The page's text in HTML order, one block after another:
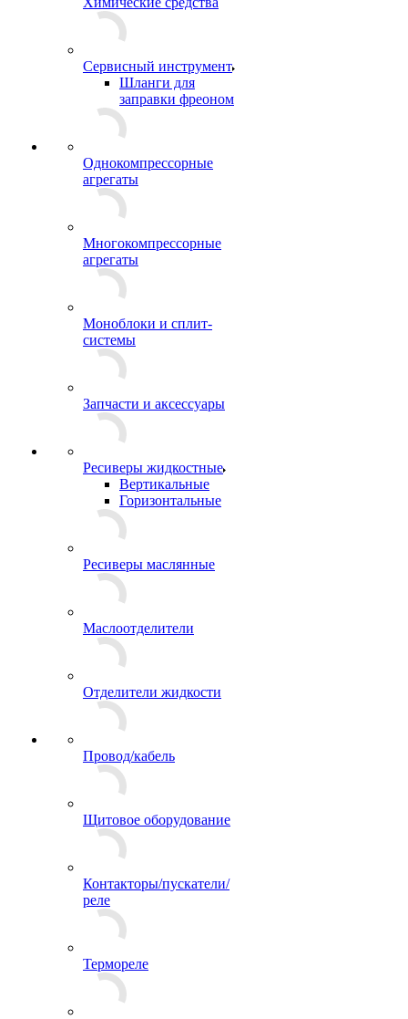
Сервисный инструмент
Шланги для
заправки фреоном
Однокомпрессорные
агрегаты
Многокомпрессорные
агрегаты
Моноблоки и сплит-
системы
Запчасти и аксессуары
Ресиверы жидкостные
Вертикальные
Горизонтальные
Ресиверы маслянные
Маслоотделители
Отделители жидкости
Провод/кабель
Щитовое оборудование
Контакторы/пускатели/
реле
Термореле